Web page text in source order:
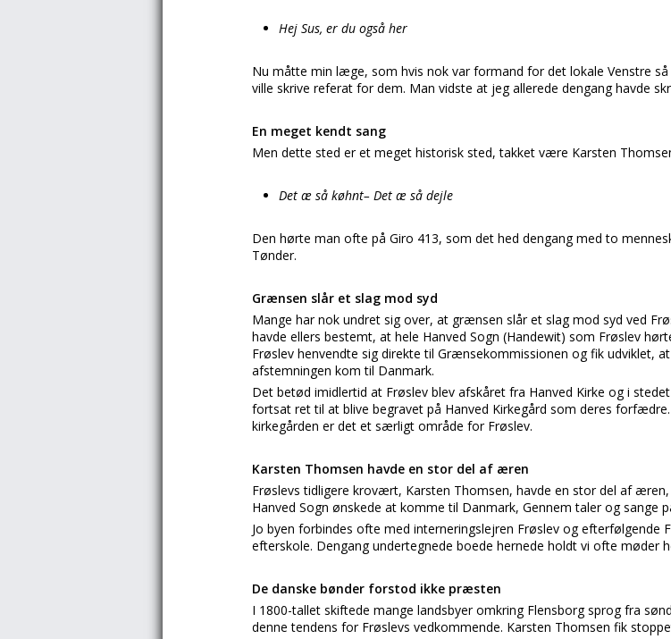
Hej Sus, er du også her
Nu måtte min læge, som hvis nok var formand for det lokale Venstre
ville skrive referat for dem. Man vidste at jeg allerede dengang havde
En meget kendt sang
Men dette sted er et meget historisk sted, takket være Karsten
Det æ så køhnt– Det æ så dejle
Den hørte man ofte på Giro 413, som det hed dengang med to
Tønder.
Grænsen slår et slag mod syd
Mange har nok undret sig over, at grænsen slår et slag mod syd ved
havde ellers bestemt, at hele Hanved Sogn (Handewit) som Frøslev
Frøslev henvendte sig direkte til Grænsekommissionen og fik udviklet,
afstemningen kom til Danmark.
Det betød imidlertid at Frøslev blev afskåret fra Hanved Kirke og i
fortsat ret til at blive begravet på Hanved Kirkegård som deres
kirkegården er det et særligt område for Frøslev.
Karsten Thomsen havde en stor del af æren
Frøslevs tidligere krovært, Karsten Thomsen, havde en stor del af
Hanved Sogn ønskede at komme til Danmark, Gennem taler og sange
Jo byen forbindes ofte med interneringslejren Frøslev og efterfølgende
efterskole. Dengang undertegnede boede hernede holdt vi ofte møder
De danske bønder forstod ikke præsten
I 1800-tallet skiftede mange landsbyer omkring Flensborg sprog fra
denne tendens for Frøslevs vedkommende. Karsten Thomsen fik